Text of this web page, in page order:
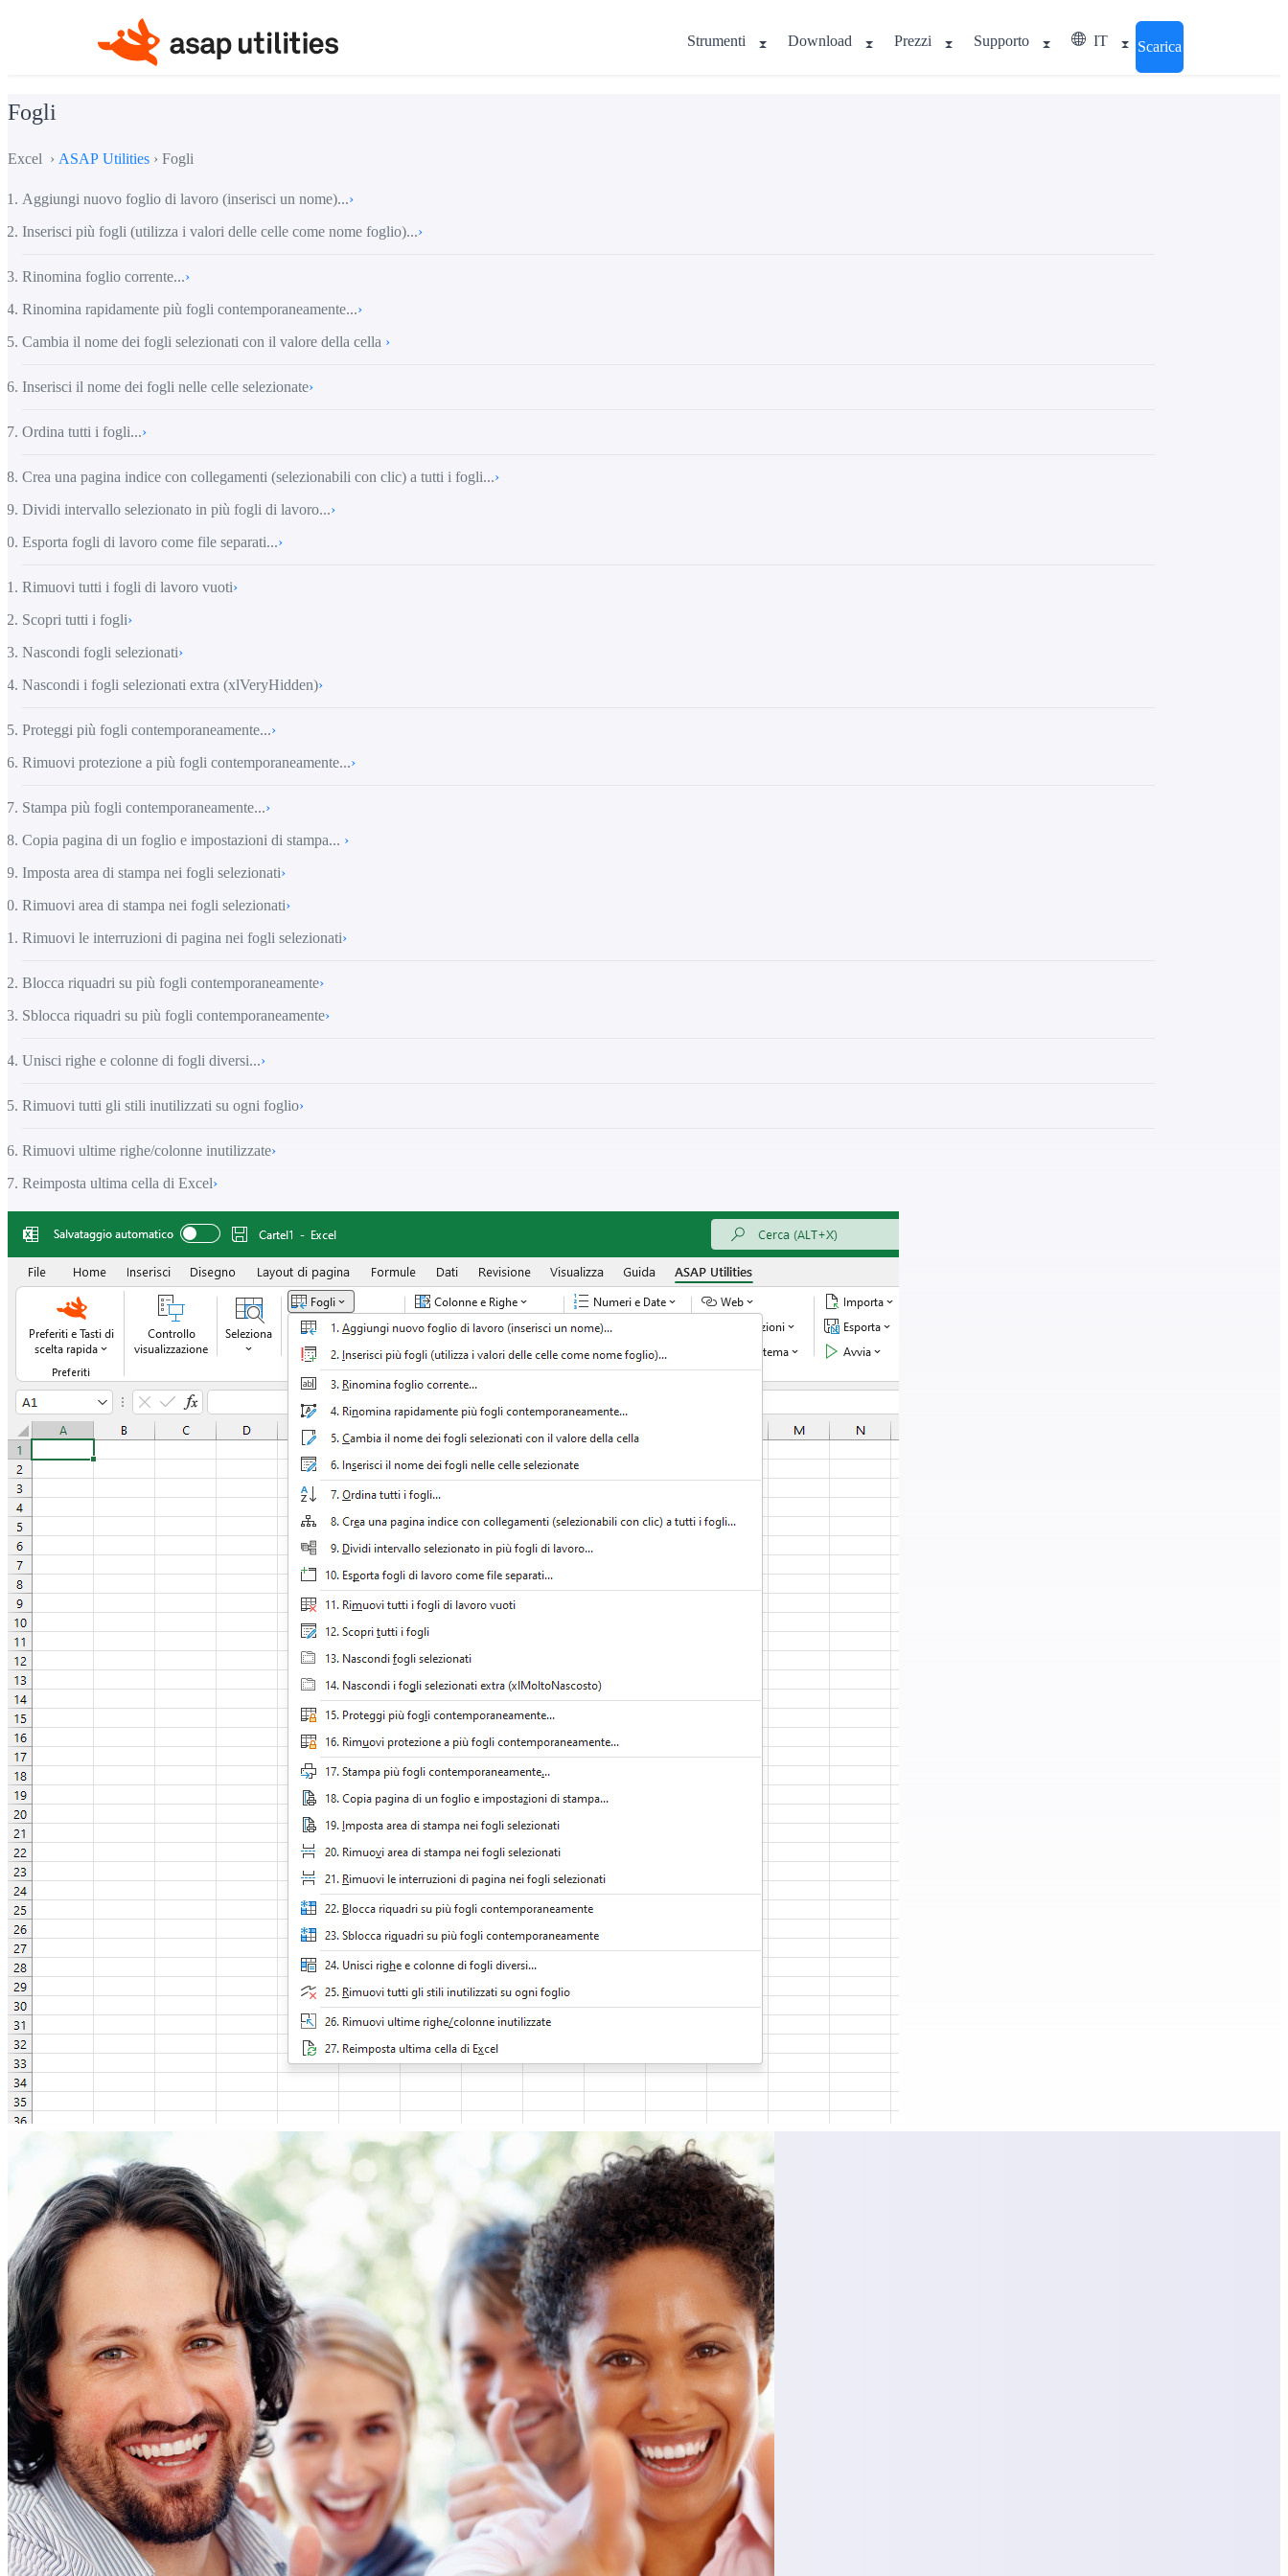
Strumenti Download Prezzi Supporto IT Scarica
Fogli
Excel › ASAP Utilities › Fogli
Aggiungi nuovo foglio di lavoro (inserisci un nome)...›
Inserisci più fogli (utilizza i valori delle celle come nome foglio)...›
Rinomina foglio corrente...›
Rinomina rapidamente più fogli contemporaneamente...›
Cambia il nome dei fogli selezionati con il valore della cella ›
Inserisci il nome dei fogli nelle celle selezionate›
Ordina tutti i fogli...›
Crea una pagina indice con collegamenti (selezionabili con clic) a tutti i fogli...›
Dividi intervallo selezionato in più fogli di lavoro...›
Esporta fogli di lavoro come file separati...›
Rimuovi tutti i fogli di lavoro vuoti›
Scopri tutti i fogli›
Nascondi fogli selezionati›
Nascondi i fogli selezionati extra (xlVeryHidden)›
Proteggi più fogli contemporaneamente...›
Rimuovi protezione a più fogli contemporaneamente...›
Stampa più fogli contemporaneamente...›
Copia pagina di un foglio e impostazioni di stampa... ›
Imposta area di stampa nei fogli selezionati›
Rimuovi area di stampa nei fogli selezionati›
Rimuovi le interruzioni di pagina nei fogli selezionati›
Blocca riquadri su più fogli contemporaneamente›
Sblocca riquadri su più fogli contemporaneamente›
Unisci righe e colonne di fogli diversi...›
Rimuovi tutti gli stili inutilizzati su ogni foglio›
Rimuovi ultime righe/colonne inutilizzate›
Reimposta ultima cella di Excel›